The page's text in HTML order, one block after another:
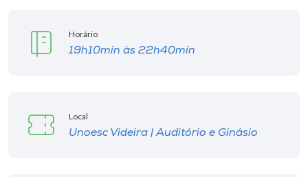
Horário
19h10min às 22h40min
Local
Unoesc Videira | Auditório e Ginásio